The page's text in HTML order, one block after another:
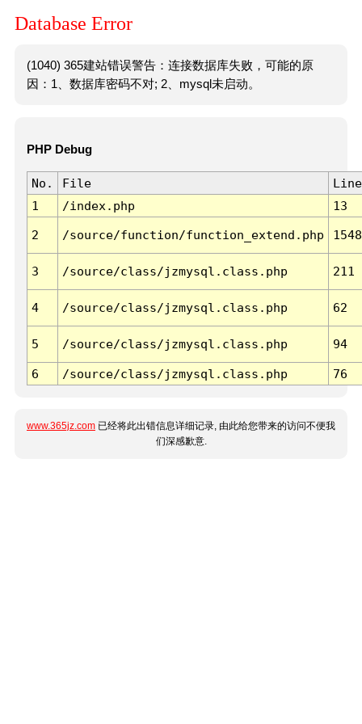
Database Error
(1040) 365建站错误警告：连接数据库失败，可能的原
因：1、数据库密码不对; 2、mysql未启动。
PHP Debug
No. File
Line
1
/index.php 13
2 /source/function/function_extend.php 1548
3 /source/class/jzmysql.class.php 211
4 /source/class/jzmysql.class.php 62
5 /source/class/jzmysql.class.php 94
6 /source/class/jzmysql.class.php 76
www.365jz.com 已经将此出错信息详细记录, 由此给您带来的访问不便我
们深感歉意.